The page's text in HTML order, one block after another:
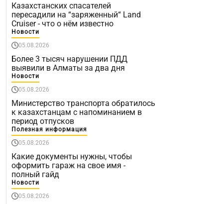
Казахстанских спасателей
пересадили на “заряженный“ Land
Cruiser - что о нём известно
Новости
05.08.2026
Более 3 тысяч нарушении ПДД
выявили в Алматы за два дня
Новости
05.08.2026
Министерство транспорта обратилось
к казахстанцам с напоминанием в
период отпусков
Полезная информация
05.08.2026
Какие документы нужны, чтобы
оформить гараж на свое имя -
полный гайд
Новости
05.08.2026